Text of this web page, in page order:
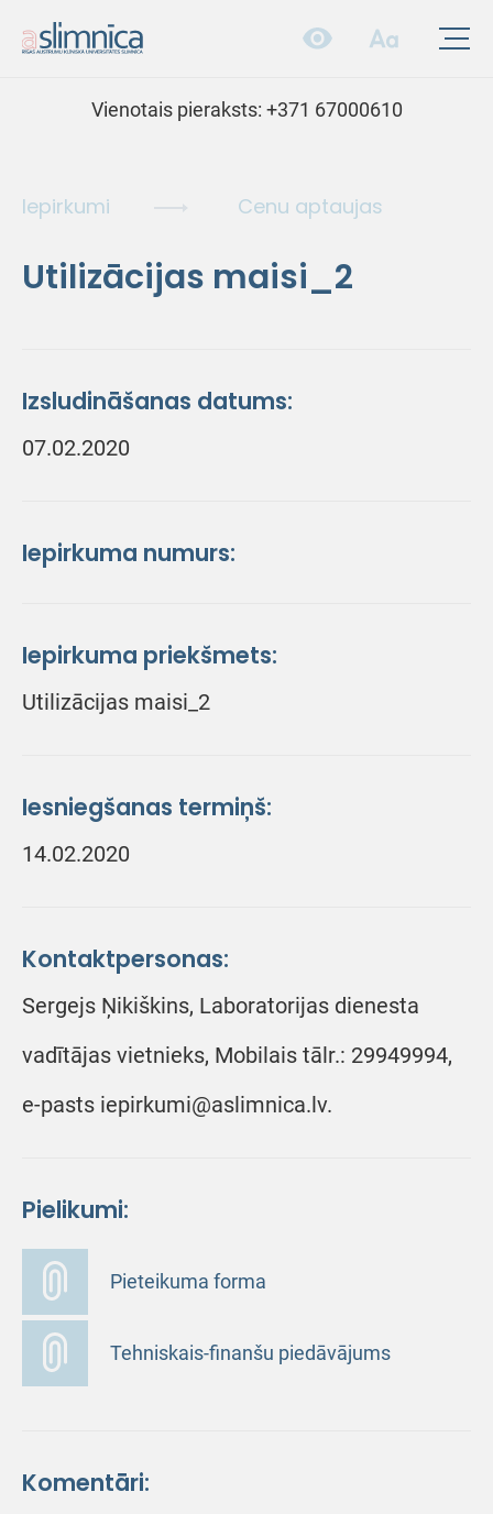
Vienotais pieraksts: +371 67000610
Iepirkumi Cenu aptaujas
Utilizācijas maisi_2
Izsludināšanas datums:
07.02.2020
Iepirkuma numurs:
Iepirkuma priekšmets:
Utilizācijas maisi_2
Iesniegšanas termiņš:
14.02.2020
Kontaktpersonas:
Sergejs Ņikiškins, Laboratorijas dienesta
vadītājas vietnieks, Mobilais tālr.: 29949994,
e-pasts iepirkumi@aslimnica.lv.
Pielikumi:
Pieteikuma forma
Tehniskais-finanšu piedāvājums
Komentāri: